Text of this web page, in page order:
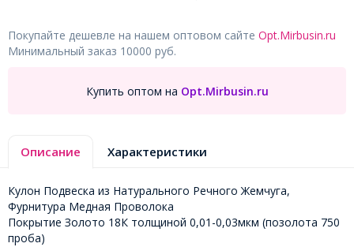
Покупайте дешевле на нашем оптовом сайте Opt.Mirbusin.ru
Минимальный заказ 10000 руб.
Купить оптом на Opt.Mirbusin.ru
Описание Характеристики
Кулон Подвеска из Натурального Речного Жемчуга,
Фурнитура Медная Проволока
Покрытие Золото 18К толщиной 0,01-0,03мкм (позолота 750
проба)